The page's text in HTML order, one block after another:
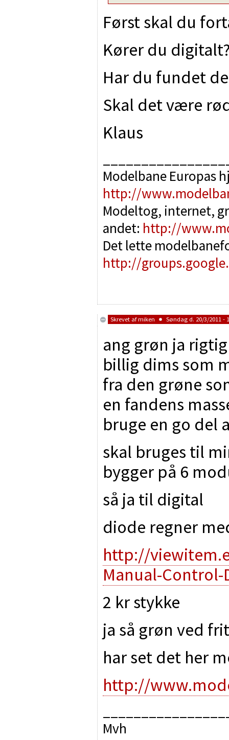
Først skal du
Kører du
Har du fundet
Skal det være
Klaus
Modelbane Europas
http://
Modeltog, internet,
andet: http://
Det lette
http://
Skrevet afmiken Søndag d. 20/3/2011 -
ang grøn ja
billig dims som
fra den grøne
en fandens
bruge en go del
skal bruges til
bygger på 6
så ja til digital
diode regner
http://
Manual-Control-
2 kr stykke
ja så grøn ved
har set det her
http://
Mvh